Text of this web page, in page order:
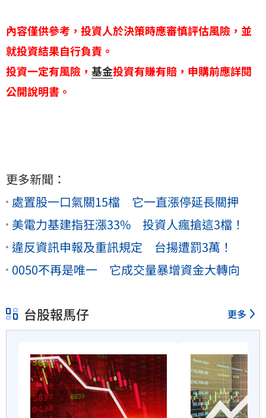
內容僅供參考，投資人於決策時應審慎評估風險，並
就投資結果自行負責。
投資一定有風險， 基金投資有賺有賠，申購前應詳閱
公開說明書。
更多新聞：
處置股一口氣關15檔 它一直漲停延長關押
美電力基建指狂漲33% 投資人瘋搶這3檔！
違反資訊申報及重訊規定 台揚遭罰3萬！
0050不再是唯一 它成交量暴增資金大轉向
台股報馬仔 更多